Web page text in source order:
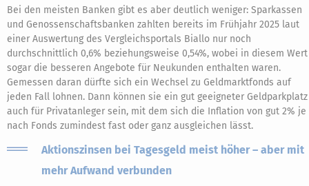
Bei den meisten Banken gibt es aber deutlich weniger: Sparkassen
und Genossenschaftsbanken zahlten bereits im Frühjahr 2025 laut
einer Auswertung des Vergleichsportals Biallo nur noch
durchschnittlich 0,6% beziehungsweise 0,54%, wobei in diesem Wert
sogar die besseren Angebote für Neukunden enthalten waren.
Gemessen daran dürfte sich ein Wechsel zu Geldmarktfonds auf
jeden Fall lohnen. Dann können sie ein gut geeigneter Geldparkplatz
auch für Privatanleger sein, mit dem sich die Inflation von gut 2% je
nach Fonds zumindest fast oder ganz ausgleichen lässt.
Aktionszinsen bei Tagesgeld meist höher – aber mit
mehr Aufwand verbunden